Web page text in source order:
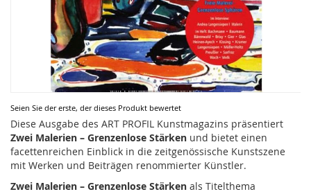
Seien Sie der erste, der dieses Produkt bewertet
Diese Ausgabe des ART PROFIL Kunstmagazins präsentiert
Zwei Malerien – Grenzenlose Stärken und bietet einen
facettenreichen Einblick in die zeitgenössische Kunstszene
mit Werken und Beiträgen renommierter Künstler.
Zwei Malerien – Grenzenlose Stärken als Titelthema
Zum
Anfang
der
Bildergalerie
springen